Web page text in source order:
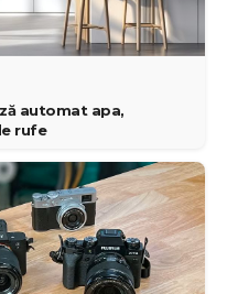
automat apa,
rufe